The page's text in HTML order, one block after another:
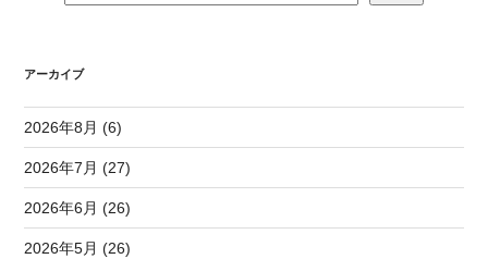
アーカイブ
2026年8月 (6)
2026年7月 (27)
2026年6月 (26)
2026年5月 (26)